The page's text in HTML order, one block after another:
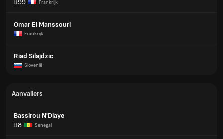
#99
Frankrijk
Omar El Manssouri
Frankrijk
Riad Silajdzic
Slovenië
Aanvallers
Bassirou N'Diaye
#8
Senegal